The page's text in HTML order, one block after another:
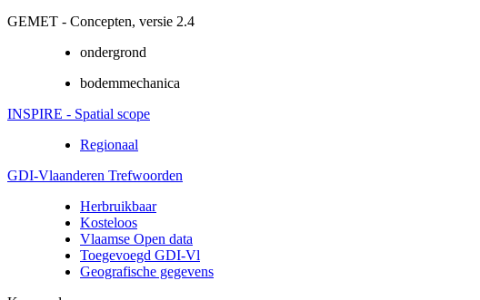
GEMET - Concepten, versie 2.4
ondergrond
bodemmechanica
INSPIRE - Spatial scope
Regionaal
GDI-Vlaanderen Trefwoorden
Herbruikbaar
Kosteloos
Vlaamse Open data
Toegevoegd GDI-Vl
Geografische gegevens